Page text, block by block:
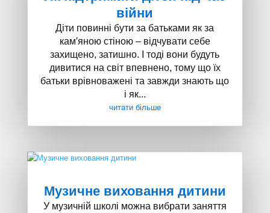
війни
Діти повинні бути за батьками як за
кам′яною стіною – відчувати себе
захищено, затишно. І тоді вони будуть
дивитися на світ впевнено, тому що їх
батьки врівноважені та завжди знають що
і як...
читати більше
Музичне виховання дитини
У музичній школі можна вибрати заняття